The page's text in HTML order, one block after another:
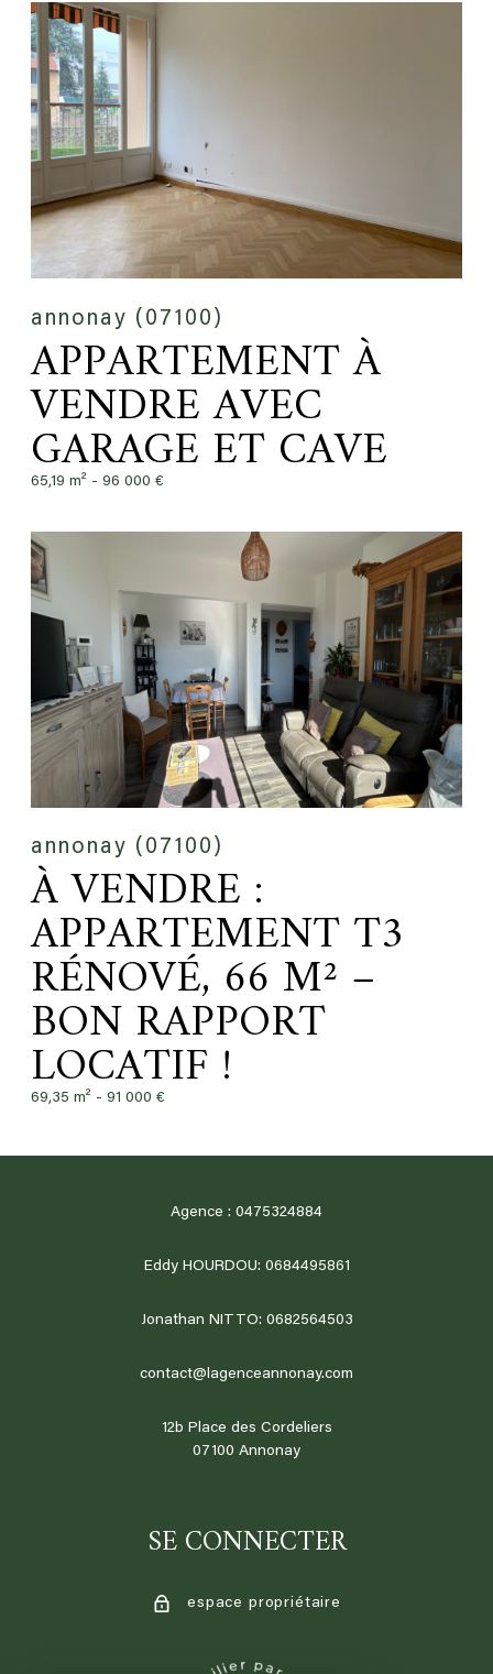
annonay (07100)
APPARTEMENT À
VENDRE AVEC
GARAGE ET CAVE
65,19 m² - 96 000 €
annonay (07100)
À VENDRE :
APPARTEMENT T3
RÉNOVÉ, 66 M² –
BON RAPPORT
LOCATIF !
69,35 m² - 91 000 €
Agence : 0475324884
Eddy HOURDOU: 0684495861
Jonathan NITTO: 0682564503
contact@lagenceannonay.com
12b Place des Cordeliers
07100
annonay
SE CONNECTER
espace propriétaire